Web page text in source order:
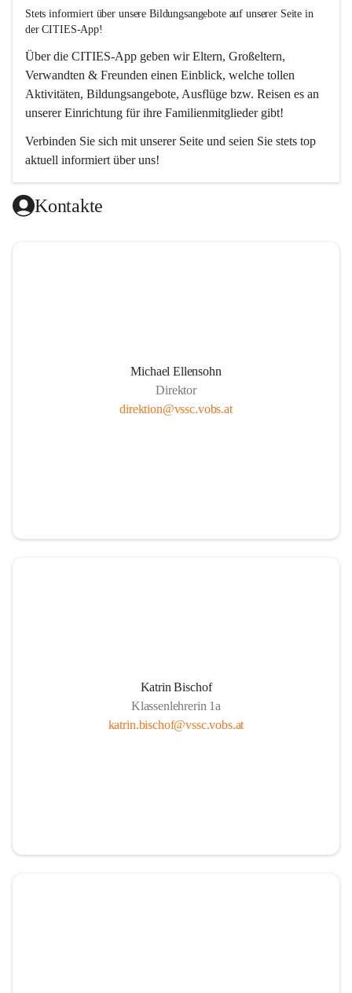
Stets informiert über unsere Bildungsangebote auf unserer Seite in
der CITIES-App!
Über die CITIES-App geben wir Eltern, Großeltern,
Verwandten & Freunden einen Einblick, welche tollen
Aktivitäten, Bildungsangebote, Ausflüge bzw. Reisen es an
unserer Einrichtung für ihre Familienmitglieder gibt!
Verbinden Sie sich mit unserer Seite und seien Sie stets top
aktuell informiert über uns!
Kontakte
Michael Ellensohn
Direktor
direktion@vssc.vobs.at
Katrin Bischof
Klassenlehrerin 1a
katrin.bischof@vssc.vobs.at